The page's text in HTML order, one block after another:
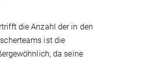
die Anzahl der in den
ist die
da seine